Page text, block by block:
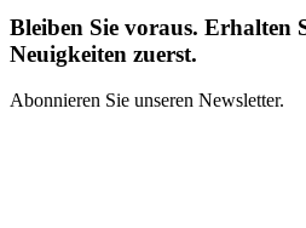
Bleiben Sie voraus. Erhalten
Neuigkeiten zuerst.
Abonnieren Sie unseren Newsletter.